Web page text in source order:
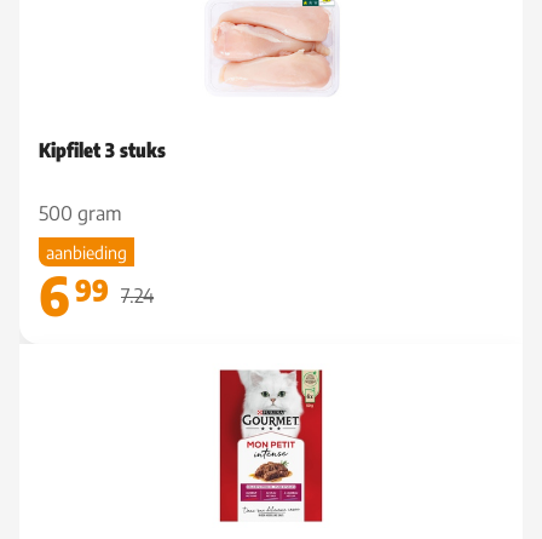
Kipfilet 3 stuks
500 gram
aanbieding
699 7.24